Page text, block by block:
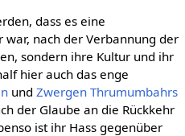
dass es eine
nach der Verbannung der
sondern ihre Kultur und ihr
hier auch das enge
und Zwergen Thrumumbahrs
der Glaube an die Rückkehr
ist ihr Hass gegenüber